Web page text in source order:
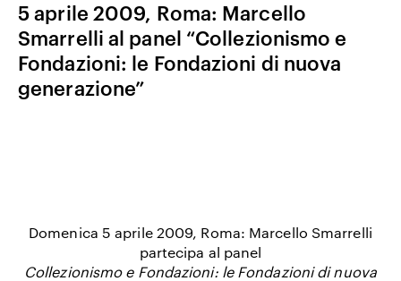
COGNOME
ACCETTO I TERMINI E CONDIZIONIDELLA FONDAZIONE ERMANNO CASOLI
5 aprile 2009, Roma: Marcello
Smarrelli al panel “Collezionismo e
Fondazioni: le Fondazioni di nuova
generazione”
Domenica 5 aprile 2009, Roma: Marcello Smarrelli
partecipa al panel
Collezionismo e Fondazioni: le Fondazioni di nuova